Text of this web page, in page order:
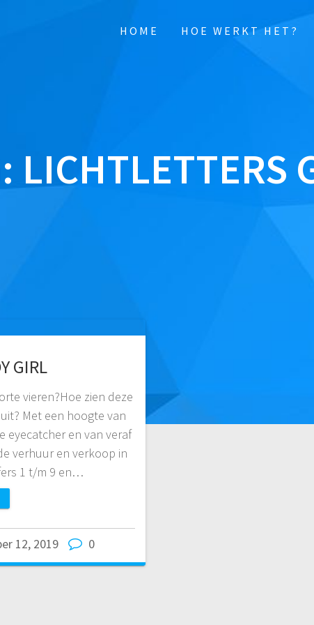
HOME HOE WERKT HET?
LICHTLETTERS
GIRL
vieren?Hoe zien deze
Met een hoogte van
eyecatcher en van veraf
verhuur en verkoop in
1 t/m 9 en…
12, 2019 0